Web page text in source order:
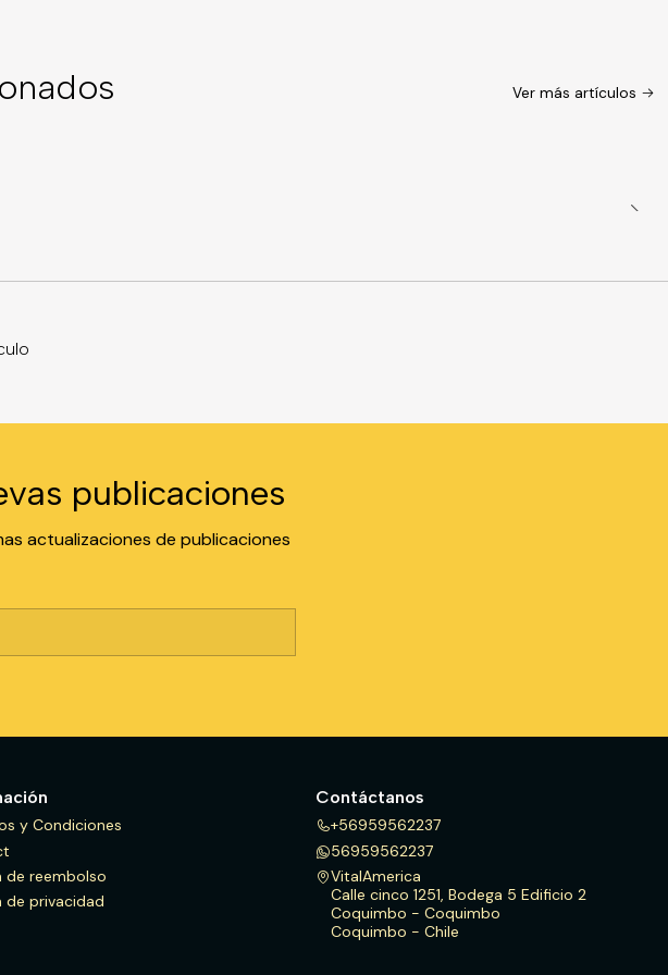
Ver más artículos
publicaciones
actualizaciones de publicaciones
y Condiciones
de reembolso
de privacidad
Contáctanos
+56959562237
56959562237
VitalAmerica
Calle cinco 1251, Bodega 5 Edificio 2
Coquimbo - Coquimbo
Coquimbo - Chile